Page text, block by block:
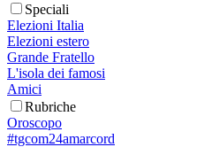
Speciali
Elezioni Italia
Elezioni estero
Grande Fratello
L'isola dei famosi
Amici
Rubriche
Oroscopo
#tgcom24amarcord